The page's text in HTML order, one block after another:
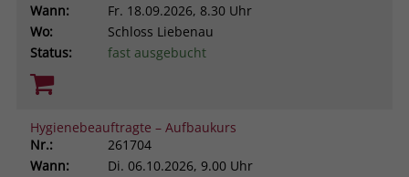
Wann:
Fr. 18.09.2026, 8.30 Uhr
Wo:
Schloss Liebenau
Status:
fast ausgebucht
Hygienebeauftragte – Aufbaukurs
Nr.:
261704
Wann:
Di. 06.10.2026, 9.00 Uhr